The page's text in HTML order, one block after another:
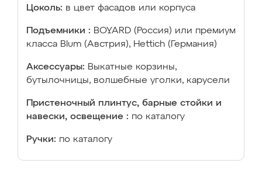
Цоколь: в цвет фасадов или корпуса
Подъемники : BOYARD (Россия) или премиум
класса Blum (Австрия), Hettich (Германия)
Аксессуары: Выкатные корзины,
бутылочницы, волшебные уголки, карусели
Пристеночный плинтус, барные стойки и
навески, освещение : по каталогу
Ручки: по каталогу